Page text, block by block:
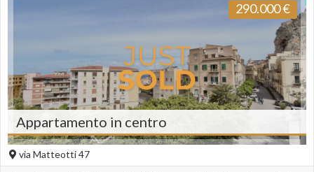
Appartamento in centro
290.000€
via Matteotti 47